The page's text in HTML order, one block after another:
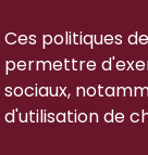
Ces politiques
permettre
sociaux,
d'utilisation de